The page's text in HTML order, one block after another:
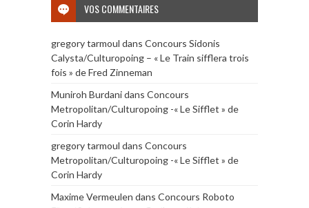
VOS COMMENTAIRES
gregory tarmoul dans Concours Sidonis
Calysta/Culturopoing – « Le Train sifflera trois
fois » de Fred Zinneman
Muniroh Burdanidans Concours
Metropolitan/Culturopoing -« Le Sifflet » de
Corin Hardy
gregory tarmoul dans Concours
Metropolitan/Culturopoing -« Le Sifflet » de
Corin Hardy
Maxime Vermeulen dans Concours Roboto